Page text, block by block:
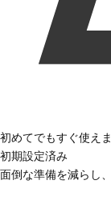
初めてでもすぐ使え
初期設定済み
面倒な準備を減らし